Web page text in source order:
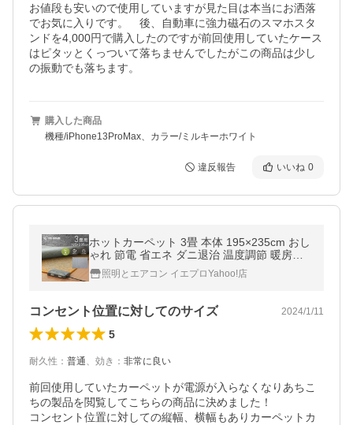
お値段も安いので使用していますが見た目は本当にお洒落
でお気に入りです。　後、自動車に強力磁石のスマホスタ
ンドを4,000円で購入したのですが前回使用していたケース
はピタッとくっついて落ちませんでしたがこの商品は少し
の振動でも落ちます。
購入した商品
機種/iPhone13ProMax、カラー/ミルキーホワイト
違反報告 いいね 0
ホットカーペット 3畳 本体 195×235cm おし
ゃれ 節電 省エネ ダニ退治 温度調節 暖房面
切替 電気カーペット 電気マット 3畳用 アイ
リスオーヤマ HCM-T2420-H
照明とエアコン イエプロYahoo!店
コンセント位置に対してのサイズ 2024/1/11
5
耐久性 ： 普通、 効き ： 非常に良い
前回使用していたカーペットが電源が入らなくなりあちこ
ちの製品を閲覧してこちらの商品に決めました！
コンセント位置に対しての縦幅、横幅もありカーペットカ